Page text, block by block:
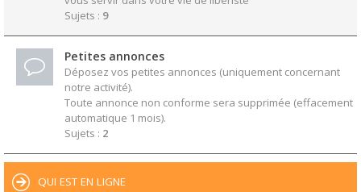
Sujets : 9
Petites annonces
Déposez vos petites annonces (uniquement concernant
notre activité).
Toute annonce non conforme sera supprimée (effacement
automatique 1 mois).
Sujets : 2
QUI EST EN LIGNE